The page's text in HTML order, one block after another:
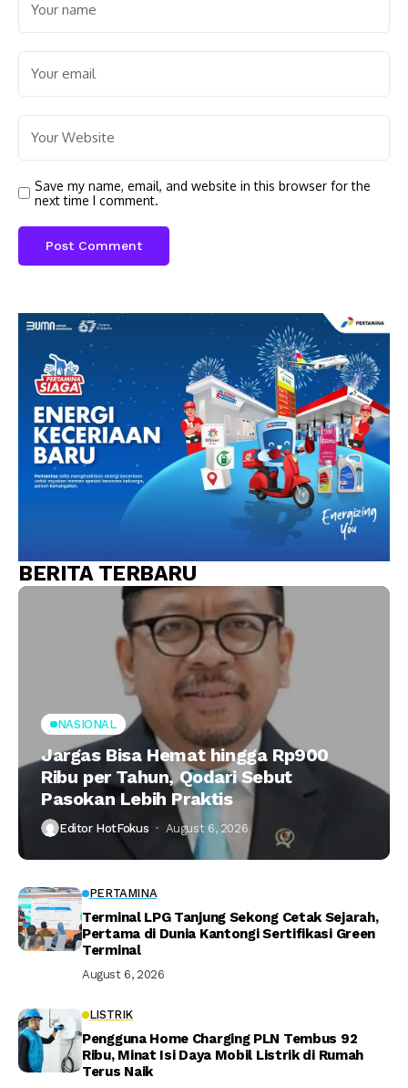
Save my name, email, and website in this browser for the
next time I comment.
BERITA TERBARU
NASIONAL
Jargas Bisa Hemat hingga Rp900
Ribu per Tahun, Qodari Sebut
Pasokan Lebih Praktis
Editor HotFokus August 6, 2026
PERTAMINA
Terminal LPG Tanjung Sekong Cetak Sejarah,
Pertama di Dunia Kantongi Sertifikasi Green
Terminal
August 6, 2026
LISTRIK
Pengguna Home Charging PLN Tembus 92
Ribu, Minat Isi Daya Mobil Listrik di Rumah
Terus Naik